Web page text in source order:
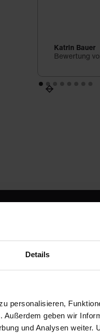
Details
personalisieren,
geben wir
und Analysen weiter.
Katrin Bauer
Bewertung
testen
- danach ab 49 € /